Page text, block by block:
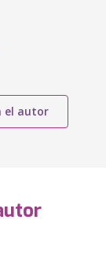
el autor